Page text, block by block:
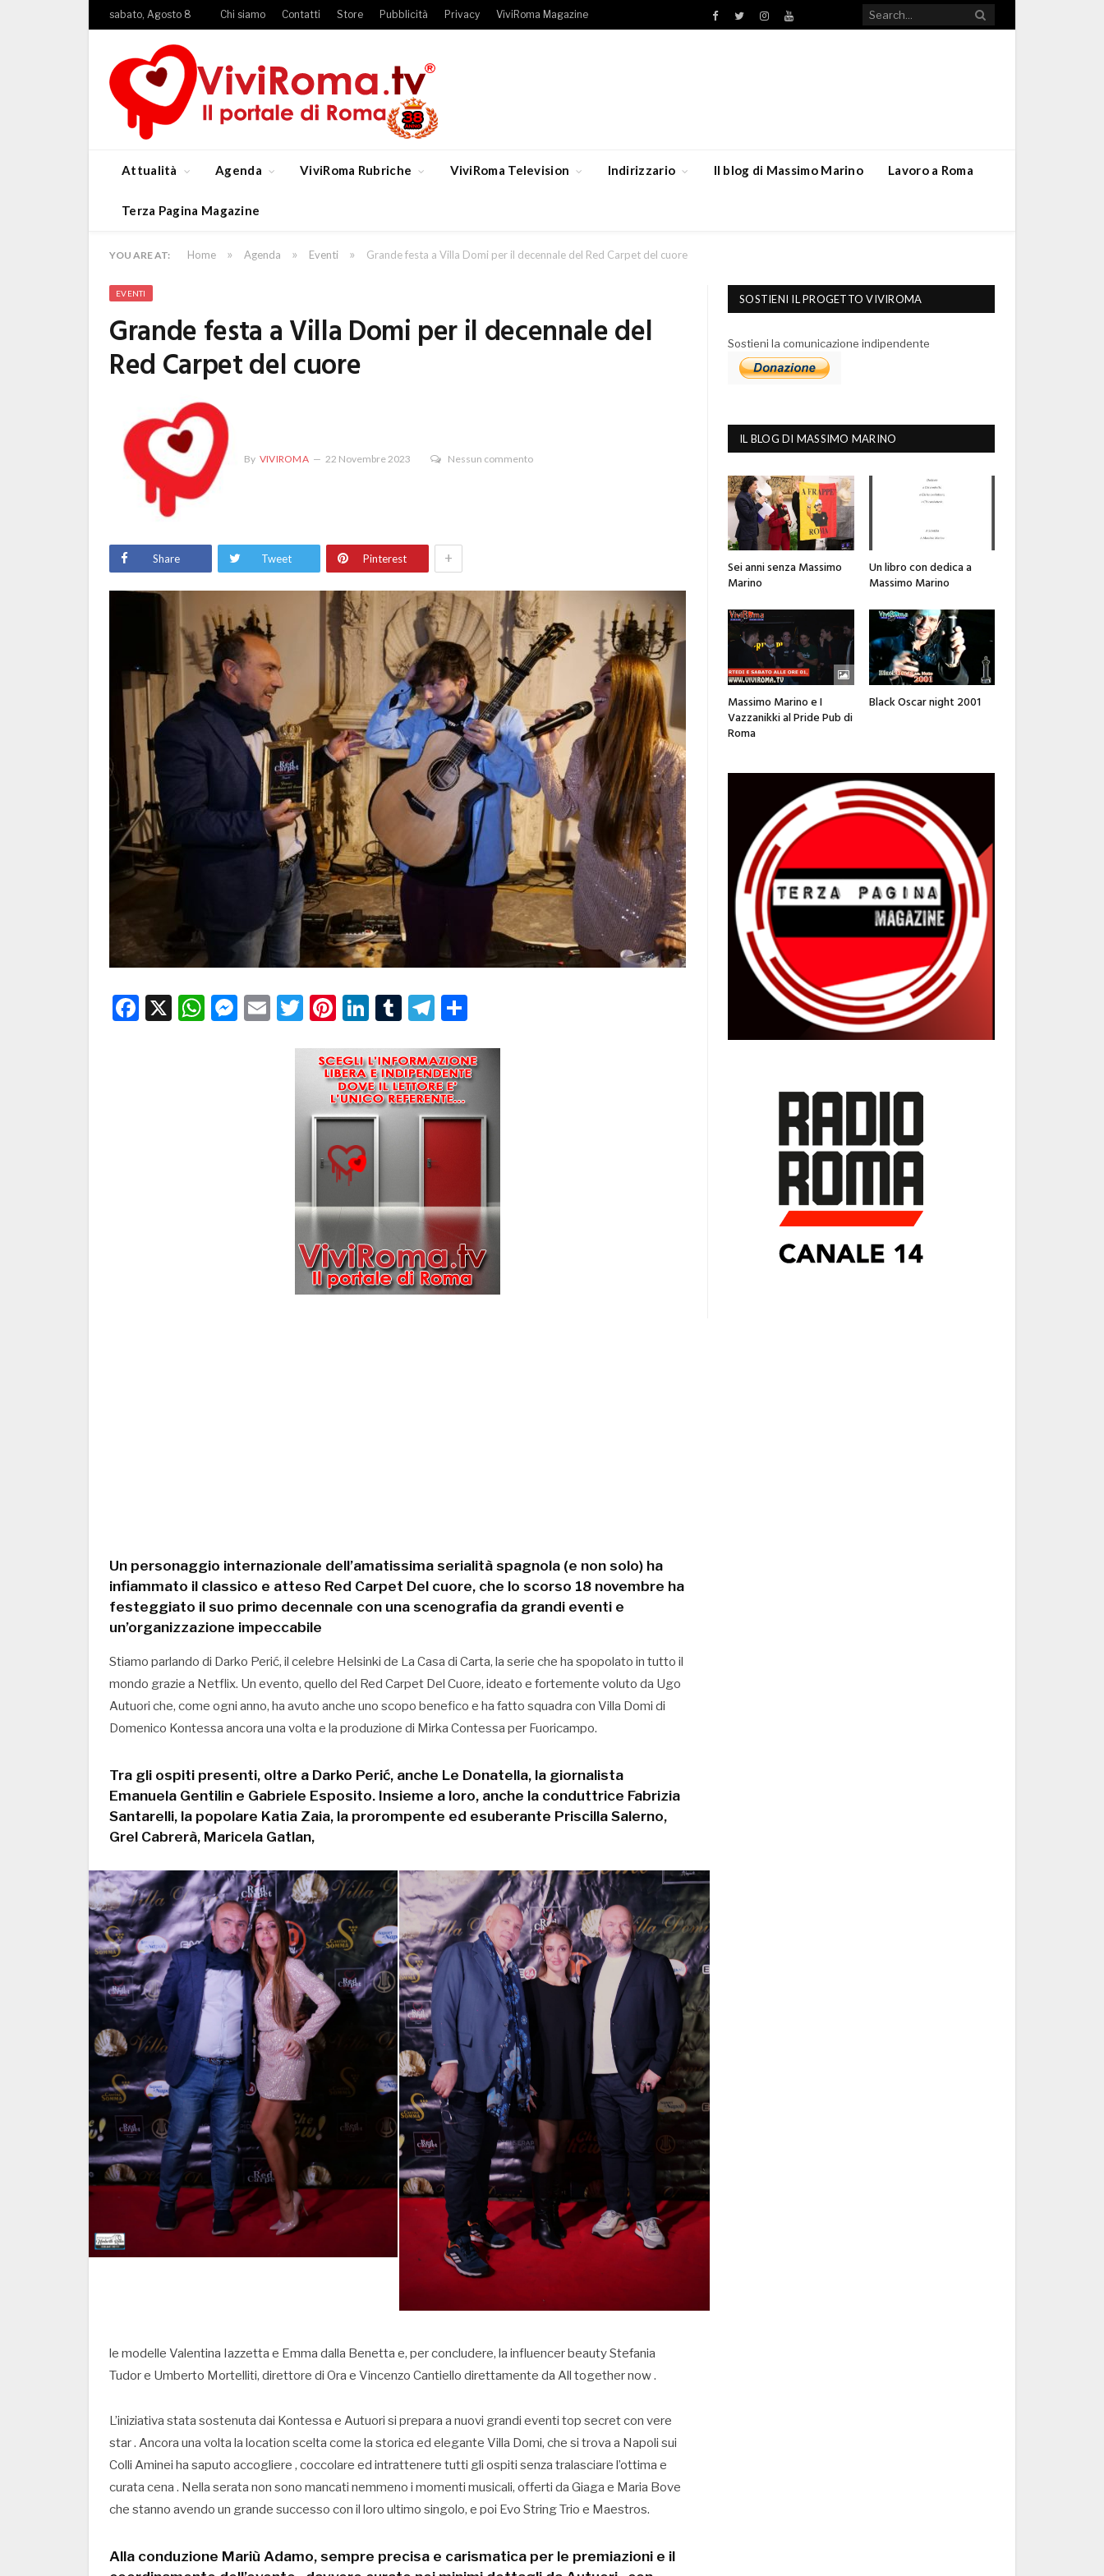
sabato, Agosto 8 Chi siamo Contatti Store Pubblicità Privacy ViviRoma Magazine Facebook
TwitterInstagramYouTube
Attualità Agenda ViviRoma Rubriche ViviRoma Television Indirizzario Il blog di Massimo Marino Lavoro a Roma
Terza Pagina Magazine
YOU ARE AT: Home » Agenda » Eventi » Grande festa a Villa Domi per il decennale del Red Carpet del cuore
EVENTI
Grande festa a Villa Domi per il decennale del
Red Carpet del cuore
By VIVIROMA 22 Novembre 2023 Nessun commento
Share Tweet Pinterest +
Facebook
X WhatsApp
Messenger
EmailTwitter
Pinterest
LinkedIn
TumblrTelegram
Un personaggio internazionale dell’amatissima serialità spagnola (e non solo) ha
infiammato il classico e atteso Red Carpet Del cuore, che lo scorso 18 novembre ha
festeggiato il suo primo decennale con una scenografia da grandi eventi e
un’organizzazione impeccabile
Stiamo parlando di Darko Perić, il celebre Helsinki de La Casa di Carta, la serie che ha spopolato in tutto il
mondo grazie a Netflix. Un evento, quello del Red Carpet Del Cuore, ideato e fortemente voluto da Ugo
Autuori che, come ogni anno, ha avuto anche uno scopo benefico e ha fatto squadra con Villa Domi di
Domenico Kontessa ancora una volta e la produzione di Mirka Contessa per Fuoricampo.
Tra gli ospiti presenti, oltre a Darko Perić, anche Le Donatella, la giornalista
Emanuela Gentilin e Gabriele Esposito. Insieme a loro, anche la conduttrice Fabrizia
Santarelli, la popolare Katia Zaia, la prorompente ed esuberante Priscilla Salerno,
Grel Cabrerà, Maricela Gatlan,
le modelle Valentina Iazzetta e Emma dalla Benetta e, per concludere, la influencer beauty Stefania
Tudor e Umberto Mortelliti, direttore di Ora e Vincenzo Cantiello direttamente da All together now .
L’iniziativa stata sostenuta dai Kontessa e Autuori si prepara a nuovi grandi eventi top secret con vere
star . Ancora una volta la location scelta come la storica ed elegante Villa Domi, che si trova a Napoli sui
Colli Aminei ha saputo accogliere , coccolare ed intrattenere tutti gli ospiti senza tralasciare l’ottima e
curata cena . Nella serata non sono mancati nemmeno i momenti musicali, offerti da Giaga e Maria Bove
che stanno avendo un grande successo con il loro ultimo singolo, e poi Evo String Trio e Maestros.
Alla conduzione Mariù Adamo, sempre precisa e carismatica per le premiazioni e il
SOSTIENI IL PROGETTO VIVIROMA
Sostieni la comunicazione indipendente
IL BLOG DI MASSIMO MARINO
Sei anni senza Massimo
Marino
Un libro con dedica a
Massimo Marino
Massimo Marino e I
Vazzanikki al Pride Pub di
Roma
Black Oscar night 2001